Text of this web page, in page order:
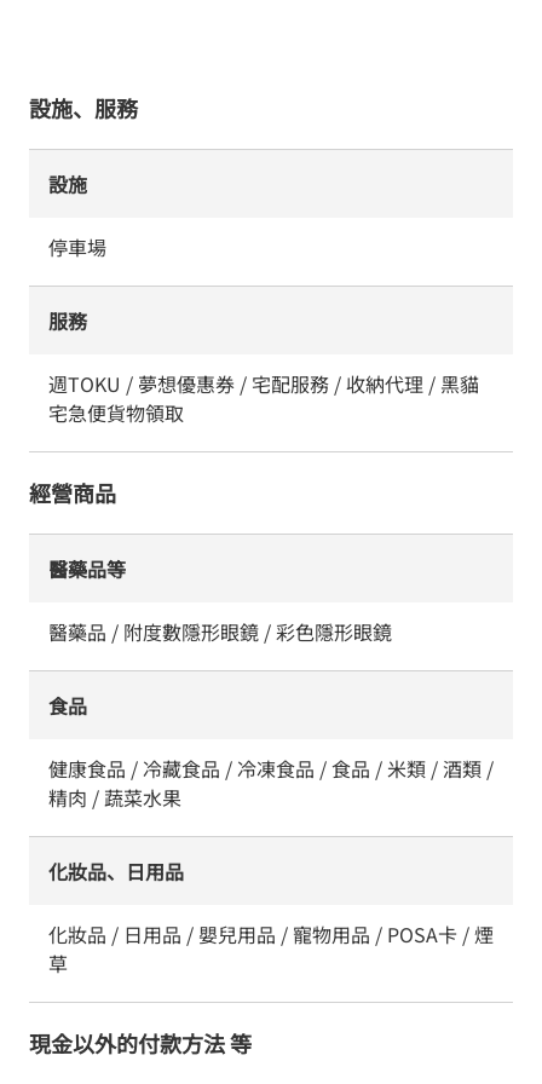
設施、服務
設施
停車場
服務
週TOKU / 夢想優惠券 / 宅配服務 / 收納代理 / 黑貓
宅急便貨物領取
經營商品
醫藥品等
醫藥品 / 附度數隱形眼鏡 / 彩色隱形眼鏡
食品
健康食品 / 冷藏食品 / 冷凍食品 / 食品 / 米類 / 酒類 /
精肉 / 蔬菜水果
化妝品、日用品
化妝品 / 日用品 / 嬰兒用品 / 寵物用品 / POSA卡 / 煙
草
現金以外的付款方法 等